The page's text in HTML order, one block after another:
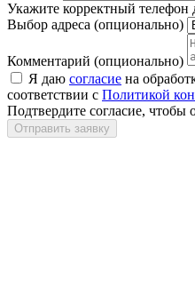
Укажите корректный телефон
Выбор адреса (опционально)
Комментарий (опционально)
Я даю согласие на
соответствии с Политикой
Подтвердите согласие, чтобы
Отправить заявку